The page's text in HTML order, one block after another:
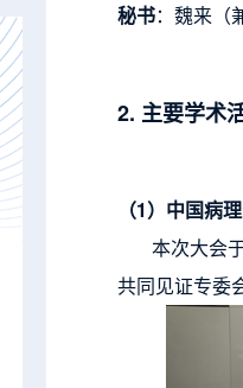
秘书：魏来（
2. 主要学术
（1）中国病
本次大会
共同见证专委